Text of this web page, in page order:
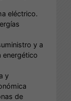
eléctrico.
y a
energético
y
de